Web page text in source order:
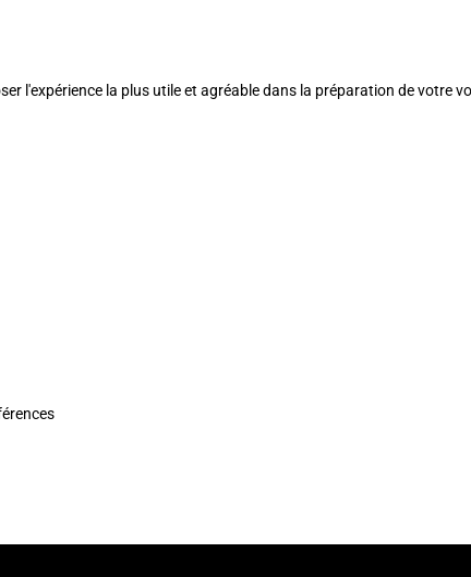
l'expérience la plus utile et agréable dans la préparation de votre